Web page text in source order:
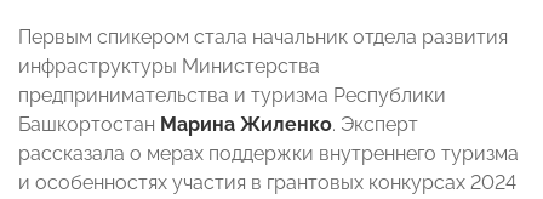
Первым спикером стала начальник отдела развития
инфраструктуры Министерства
предпринимательства и туризма Республики
Башкортостан Марина Жиленко. Эксперт
рассказала о мерах поддержки внутреннего туризма
и особенностях участия в грантовых конкурсах 2024